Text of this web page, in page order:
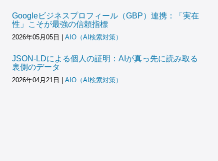
Googleビジネスプロフィール（GBP）連携：「実在
性」こそが最強の信頼指標
2026年05月05日 AIO（AI検索対策）
JSON-LDによる個人の証明：AIが真っ先に読み取る
裏側のデータ
2026年04月21日 AIO（AI検索対策）